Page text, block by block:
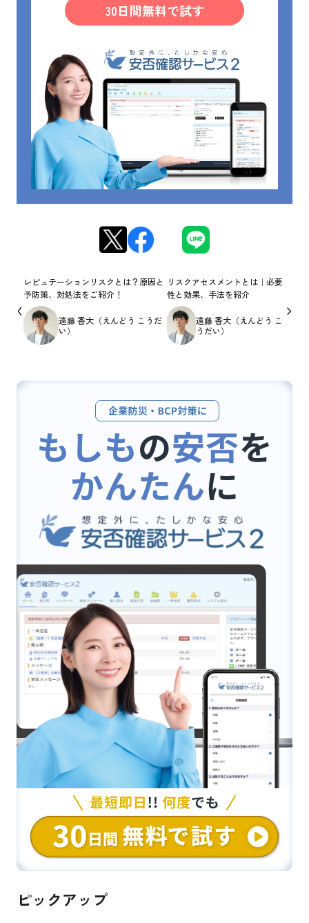
30日間無料で試す
レピュテーションリスクとは？原因と
予防策、対処法をご紹介！
遠藤 香大（えんどう こうだ
い）
リスクアセスメントとは｜必要
性と効果、手法を紹介
遠藤 香大（えんどう こ
うだい）
ピックアップ